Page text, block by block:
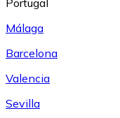
Portugal
Málaga
Barcelona
Valencia
Sevilla